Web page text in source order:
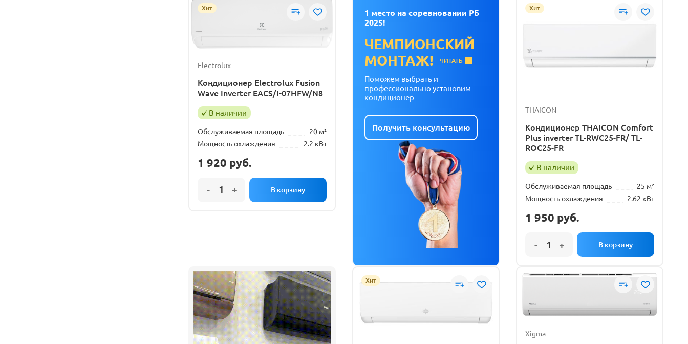
260 руб..
Хит
Electrolux
Кондиционер Electrolux Fusion
Wave Inverter EACS/I-07HFW/N8
В наличии
Обслуживаемая площадь
20 м²
Мощность охлаждения
2.2 кВт
1 920 руб.
1 место на соревновании РБ
2025!
ЧЕМПИОНСКИЙ
МОНТАЖ!
ЧИТАТЬ
Поможем выбрать и
профессионально установим
кондиционер
Получить консультацию
Хит
THAICON
Кондиционер THAICON Comfort
Plus inverter TL-RWC25-FR/ TL-
ROC25-FR
В наличии
Обслуживаемая площадь
25 м²
Мощность охлаждения
2.62 кВт
1 950 руб.
Хит
Xigma